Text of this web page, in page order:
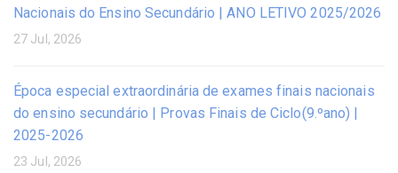
Nacionais do Ensino Secundário | ANO LETIVO 2025/2026
27 Jul, 2026
Época especial extraordinária de exames finais nacionais
do ensino secundário | Provas Finais de Ciclo(9.ºano) |
2025-2026
23 Jul, 2026